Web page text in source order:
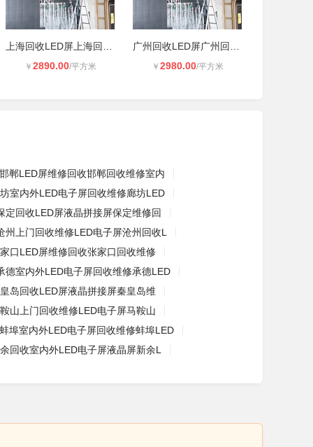
￥ 2890.00/平方米 ￥ 2980.00/平方米
邯郸LED屏维修回收邯郸回收维修室内
室内外LED电子屏回收维修廊坊LED
定回收LED屏液晶拼接屏保定维修回
州上门回收维修LED电子屏沧州回收L
口LED屏维修回收张家口回收维修
德室内外LED电子屏回收维修承德LED
岛回收LED屏液晶拼接屏秦皇岛维
山上门回收维修LED电子屏马鞍山
蚌埠室内外LED电子屏回收维修蚌埠LED
回收室内外LED电子屏液晶屏新余L